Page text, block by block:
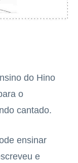
do Hino
o
cantado.
ensinar
e